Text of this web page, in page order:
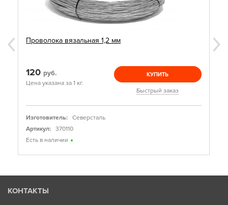
Проволока вязальная 1,2 мм
120 руб.
Цена указана за 1 кг.
КУПИТЬ
Быстрый заказ
Изготовитель:
Северсталь
Артикул:
370110
Есть в наличии
КОНТАКТЫ